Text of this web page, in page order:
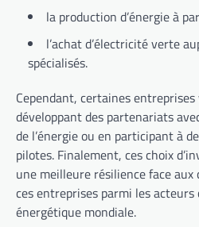
la production d’énergie à
l’achat d’électricité verte
spécialisés.
Cependant, certaines
développant des partenariats
de l’énergie ou en participant à
pilotes. Finalement, ces choix
une meilleure résilience face
ces entreprises parmi les
énergétique mondiale.